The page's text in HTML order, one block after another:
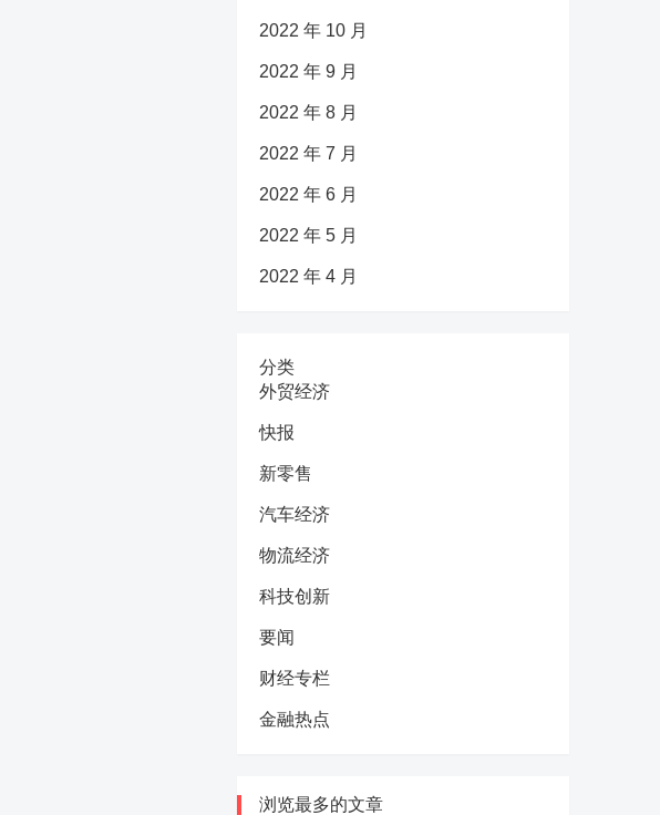
2022 年 10 月
2022 年 9 月
2022 年 8 月
2022 年 7 月
2022 年 6 月
2022 年 5 月
2022 年 4 月
分类
外贸经济
快报
新零售
汽车经济
物流经济
科技创新
要闻
财经专栏
金融热点
浏览最多的文章